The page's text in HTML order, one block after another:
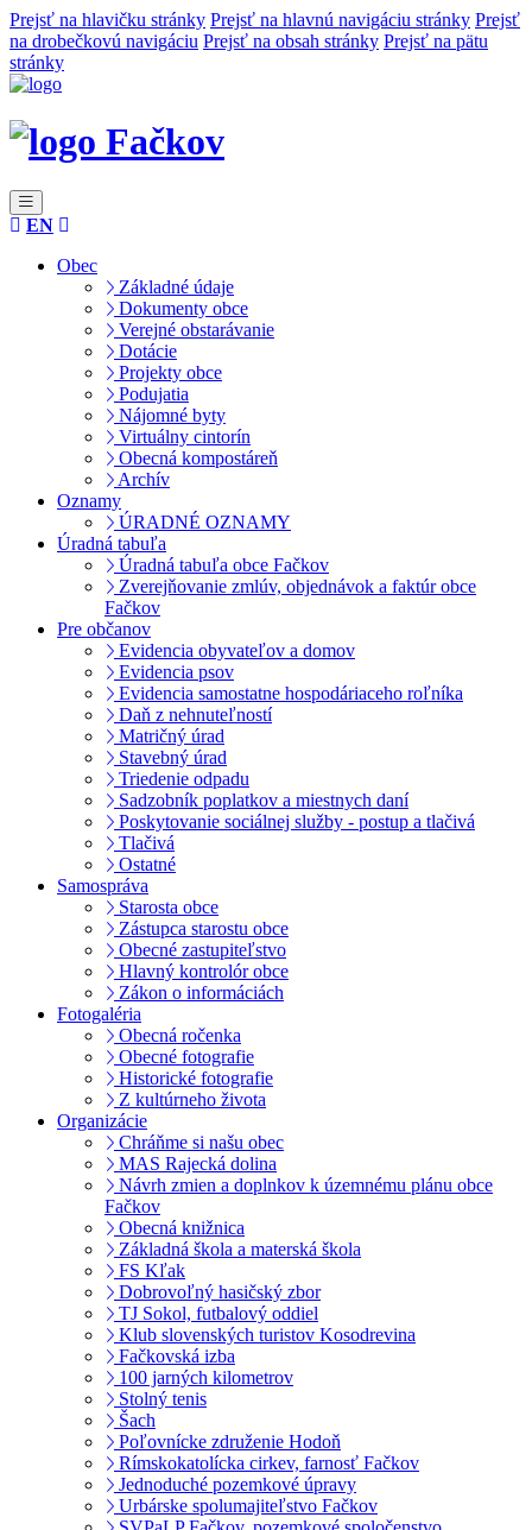
Prejsť na hlavičku stránky Prejsť na hlavnú navigáciu stránky Prejsť
na drobečkovú navigáciu Prejsť na obsah stránky Prejsť na pätu
stránky
Fačkov
EN
Obec
Základné údaje
Dokumenty obce
Verejné obstarávanie
Dotácie
Projekty obce
Podujatia
Nájomné byty
Virtuálny cintorín
Obecná kompostáreň
Archív
Oznamy
ÚRADNÉ OZNAMY
Úradná tabuľa
Úradná tabuľa obce Fačkov
Zverejňovanie zmlúv, objednávok a faktúr obce
Fačkov
Pre občanov
Evidencia obyvateľov a domov
Evidencia psov
Evidencia samostatne hospodáriaceho roľníka
Daň z nehnuteľností
Matričný úrad
Stavebný úrad
Triedenie odpadu
Sadzobník poplatkov a miestnych daní
Poskytovanie sociálnej služby - postup a tlačivá
Tlačivá
Ostatné
Samospráva
Starosta obce
Zástupca starostu obce
Obecné zastupiteľstvo
Hlavný kontrolór obce
Zákon o informáciách
Fotogaléria
Obecná ročenka
Obecné fotografie
Historické fotografie
Z kultúrneho života
Organizácie
Chráňme si našu obec
MAS Rajecká dolina
Návrh zmien a doplnkov k územnému plánu obce
Fačkov
Obecná knižnica
Základná škola a materská škola
FS Kľak
Dobrovoľný hasičský zbor
TJ Sokol, futbalový oddiel
Klub slovenských turistov Kosodrevina
Fačkovská izba
100 jarných kilometrov
Stolný tenis
Šach
Poľovnícke združenie Hodoň
Rímskokatolícka cirkev, farnosť Fačkov
Jednoduché pozemkové úpravy
Urbárske spolumajiteľstvo Fačkov